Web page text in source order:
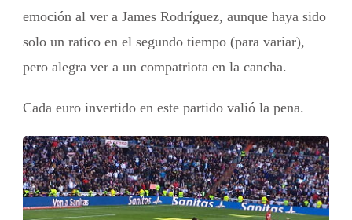
emoción al ver a James Rodríguez, aunque haya sido
solo un ratico en el segundo tiempo (para variar),
pero alegra ver a un compatriota en la cancha.
Cada euro invertido en este partido valió la pena.